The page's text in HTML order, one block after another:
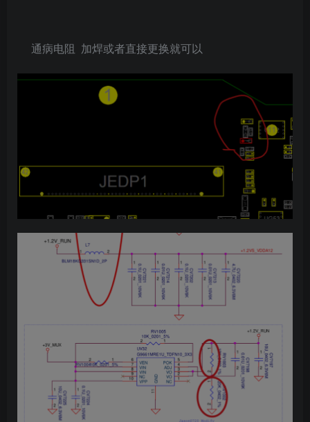
通病电阻 加焊或者直接更换就可以